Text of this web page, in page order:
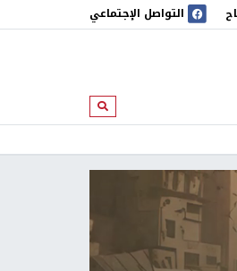
التواصل الإجتماعي
ابحث